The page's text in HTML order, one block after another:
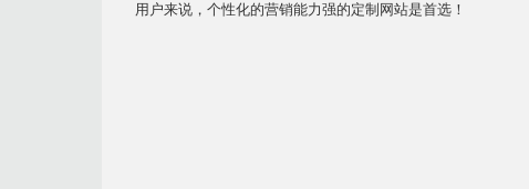
用户来说，个性化的营销能力强的定制网站是首选！